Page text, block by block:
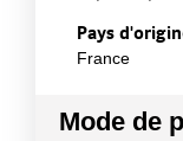
Pays
France
Mode de